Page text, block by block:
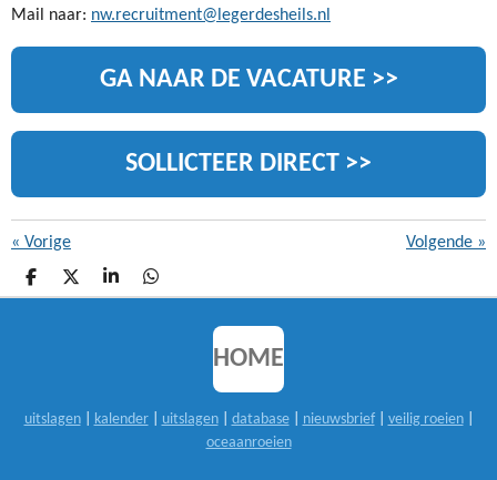
Mail naar: nw.recruitment@legerdesheils.nl
GA NAAR DE VACATURE >>
SOLLICTEER DIRECT >>
« Vorige Volgende »
D
E
D
E
S
H
D
E
HOME
uitslagen| kalender| uitslagen| database| nieuwsbrief| veilig roeien|
oceaanroeien